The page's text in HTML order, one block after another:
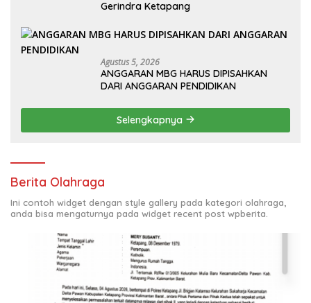
Gerindra Ketapang
Agustus 5, 2026
ANGGARAN MBG HARUS DIPISAHKAN
DARI ANGGARAN PENDIDIKAN
Selengkapnya
Berita Olahraga
Ini contoh widget dengan style gallery pada kategori olahraga,
anda bisa mengaturnya pada widget recent post wpberita.